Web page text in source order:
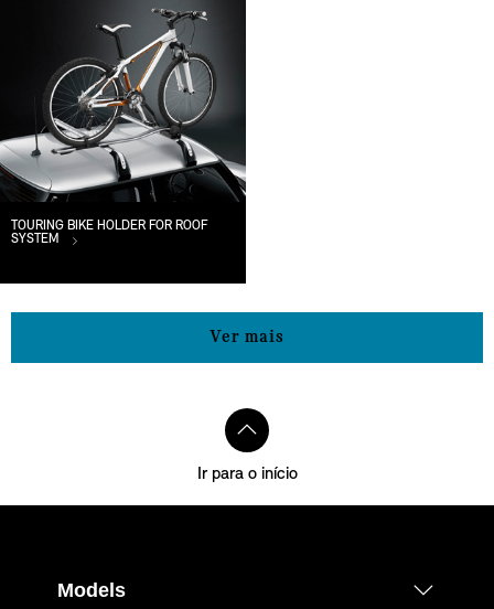
TOURING BIKE HOLDER FOR ROOF
SYSTEM
Ver mais
Ir para o início
Models